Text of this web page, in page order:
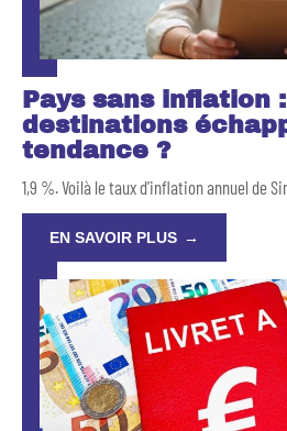
Pays sans inflation
destinations
tendance ?
1,9 %. Voilà le taux d'inflation annuel de
EN SAVOIR PLUS